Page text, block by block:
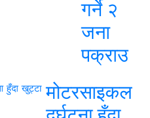
गर्ने २
जना
पक्राउ
मोटरसाइकल